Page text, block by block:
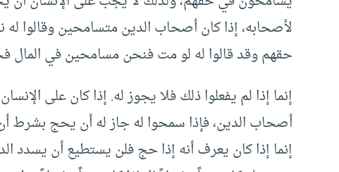
لأصحابه، إذا كان أصحاب الدين متسامحين وقالوا
حقهم وقد قالوا له لو مت فنحن مسامحين في المال
إنما إذا لم يفعلوا ذلك فلا يجوز له. إذا كان على
أصحاب الدين، فإذا سمحوا له جاز له أن يحج بشرط
إنما إذا كان يعرف أنه إذا حج فلن يستطيع أن يسدد